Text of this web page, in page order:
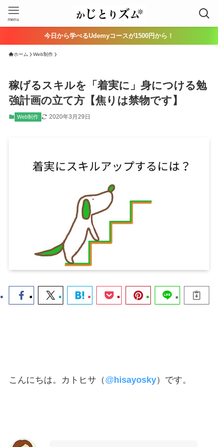
menu
今日から学べるUdemyコースが1500円から！
ホーム Web制作
稼げるスキルを「着実に」身につける勉
強計画の立て方【焦りは禁物です】
Web制作 2020年3月29日
こんにちは。カトヒサ（ @ hisayosky）です。